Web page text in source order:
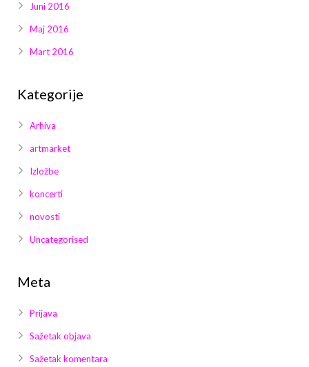
Juni 2016
Maj 2016
Mart 2016
Kategorije
Arhiva
artmarket
Izložbe
koncerti
novosti
Uncategorised
Meta
Prijava
Sažetak objava
Sažetak komentara